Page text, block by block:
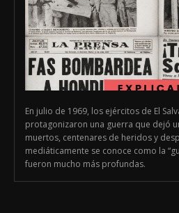
En julio de 1969, los ejércitos de El
protagonizaron una guerra que dejó
muertos, centenares de heridos y
mediáticamente se conoce como la
fueron mucho más profundas.